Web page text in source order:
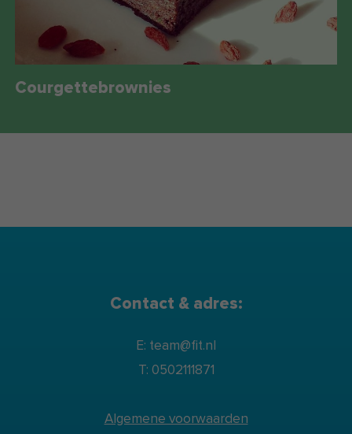
Courgettebrownies
Contact & adres:
E: team@fit.nl
T: 0502111871
Algemene voorwaarden